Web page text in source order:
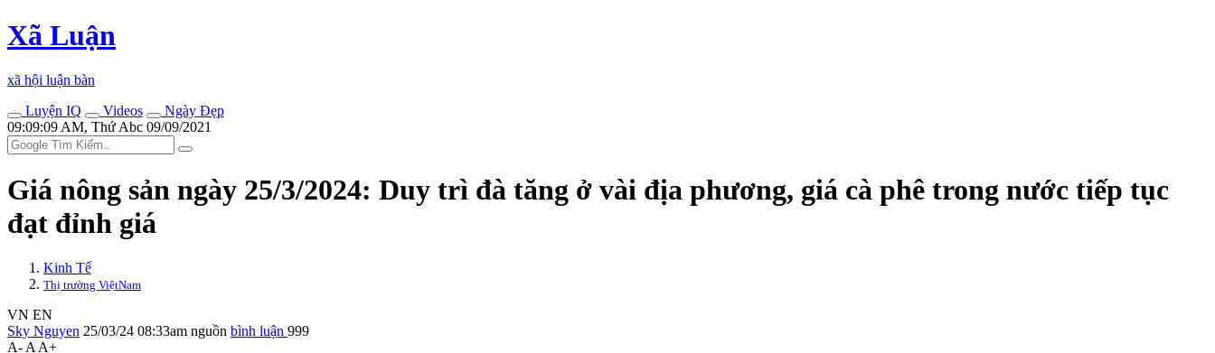
Xã Luận
xã hội luận bàn
Luyện IQ
Videos
Ngày Đẹp
09:09:09 AM, Thứ Abc 09/09/2021
Giá nông sản ngày 25/3/2024: Duy trì đà tăng ở vài địa phương, giá cà phê trong nước tiếp tục
đạt đỉnh giá
Kinh Tế
Thị trường ViệtNam
VN EN
Sky Nguyen 25/03/24 08:33am nguồn bình luận 999
A- A A+